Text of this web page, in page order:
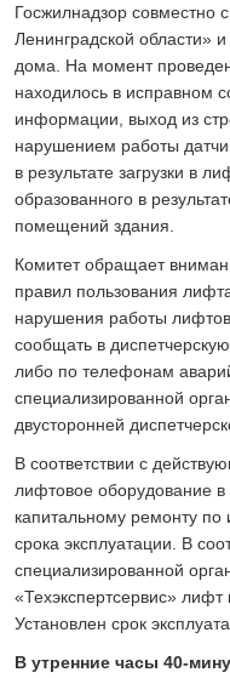
Госжилнадзор совместно
Ленинградской области»
дома. На момент
находилось в исправном
информации, выход из
нарушением работы
в результате загрузки в
образованного в
помещений здания.
Комитет обращает
правил пользования
нарушения работы
сообщать в
либо по телефонам
специализированной
двусторонней
В соответствии с
лифтовое оборудование
капитальному ремонту по
срока эксплуатации. В
специализированной
«Техэкспертсервис»
Установлен срок
В утренние часы 40-